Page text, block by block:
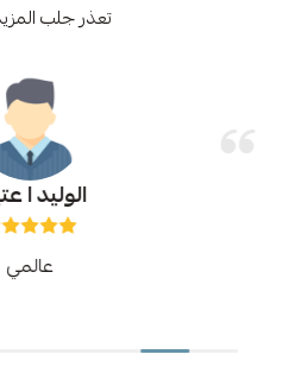
تعذر جلب
الوليد ا
عالمي